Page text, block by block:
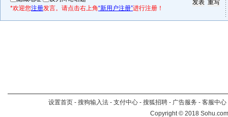
*欢迎您注册发言。请点击右上角“新用户注册”进行注册！
设置首页 - 搜狗输入法 - 支付中心 - 搜狐招聘 - 广告服务 - 客服中心
Copyright©2018